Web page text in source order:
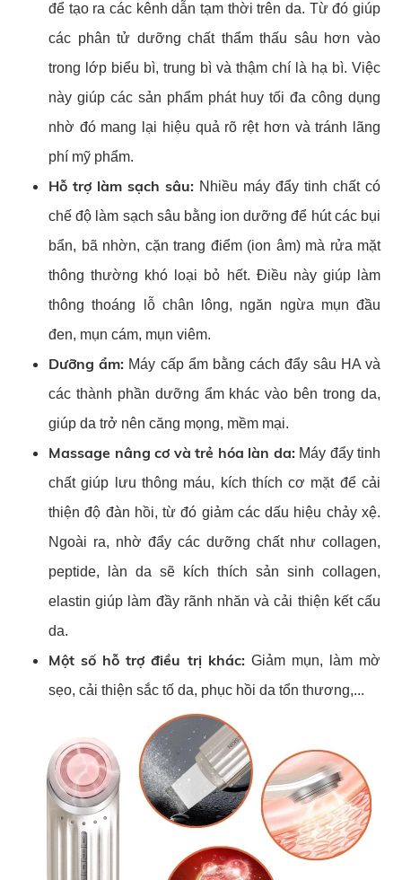
để tạo ra các kênh dẫn tạm thời trên da. Từ đó giúp
các phân tử dưỡng chất thẩm thấu sâu hơn vào
trong lớp biểu bì, trung bì và thậm chí là hạ bì. Việc
này giúp các sản phẩm phát huy tối đa công dụng
nhờ đó mang lại hiệu quả rõ rệt hơn và tránh lãng
phí mỹ phẩm.
Hỗ trợ làm sạch sâu: Nhiều máy đẩy tinh chất có
chế độ làm sạch sâu bằng ion dưỡng để hút các bụi
bẩn, bã nhờn, cặn trang điểm (ion âm) mà rửa mặt
thông thường khó loại bỏ hết. Điều này giúp làm
thông thoáng lỗ chân lông, ngăn ngừa mụn đầu
đen, mụn cám, mụn viêm.
Dưỡng ẩm: Máy cấp ẩm bằng cách đẩy sâu HA và
các thành phần dưỡng ẩm khác vào bên trong da,
giúp da trở nên căng mọng, mềm mại.
Massage nâng cơ và trẻ hóa làn da:Máy đẩy tinh
chất giúp lưu thông máu, kích thích cơ mặt để cải
thiện độ đàn hồi, từ đó giảm các dấu hiệu chảy xệ.
Ngoài ra, nhờ đẩy các dưỡng chất như collagen,
peptide, làn da sẽ kích thích sản sinh collagen,
elastin giúp làm đầy rãnh nhăn và cải thiện kết cấu
da.
Một số hỗ trợ điều trị khác:Giảm mụn, làm mờ
sẹo, cải thiện sắc tố da, phục hồi da tổn thương,...